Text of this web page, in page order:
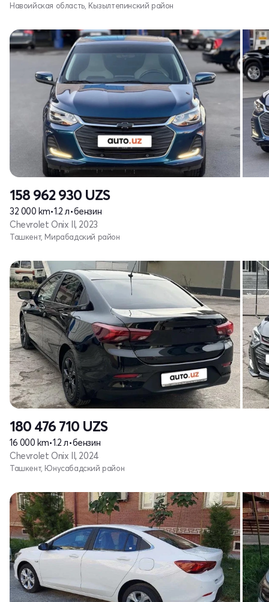
Навоийская область, Кызылтепинский район
158 962 930 UZS
32 000 km•1.2 л•бензин
Chevrolet Onix II, 2023
Ташкент, Мирабадский район
180 476 710 UZS
16 000 km•1.2 л•бензин
Chevrolet Onix II, 2024
Ташкент, Юнусабадский район